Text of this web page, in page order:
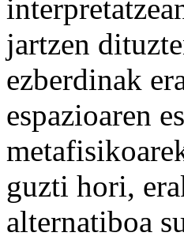
jartzen
ezberdinak
espazioaren
guzti hori,
alternatiboa